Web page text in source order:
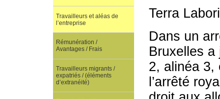
Terra
Dans un
Bruxelles a
2, alinéa 3,
l’arrêté
Travailleurs et aléas de
l’entreprise
Rémunération /
Avantages / Frais
Travailleurs migrants /
expatriés / (éléments
d’extranéité)